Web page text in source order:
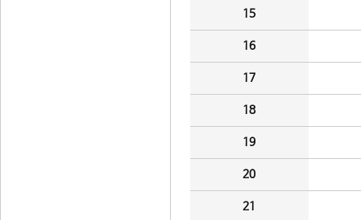
15
16
17
18
19
20
21